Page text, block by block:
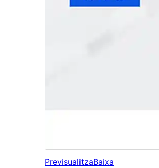
PrevisualitzaBaixa